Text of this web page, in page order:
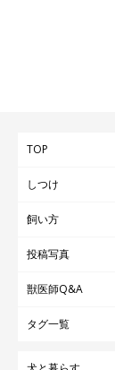
TOP
しつけ
飼い方
投稿写真
獣医師Q&A
タグ一覧